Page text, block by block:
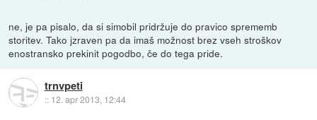
ne, je pa pisalo, da si simobil pridržuje do pravico sprememb
storitev. Tako jzraven pa da imaš možnost brez vseh stroškov
enostransko prekinit pogodbo, če do tega pride.
trnvpeti
:: 12. apr 2013, 12:44